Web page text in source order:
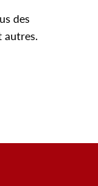
des
autres.